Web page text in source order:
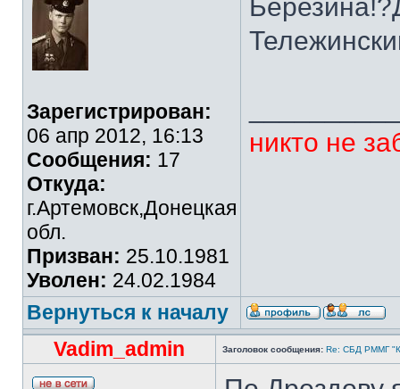
Зарегистрирован:
06 апр 2012, 16:13
Сообщения: 17
Откуда:
г.Артемовск,Донецкая
обл.
Призван: 25.10.1981
Уволен: 24.02.1984
никто не
Вернуться к началу
Vadim_admin
Заголовок сообщения: Re: СБД РММГ